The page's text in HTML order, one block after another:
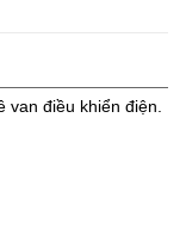
van điều khiển điện.